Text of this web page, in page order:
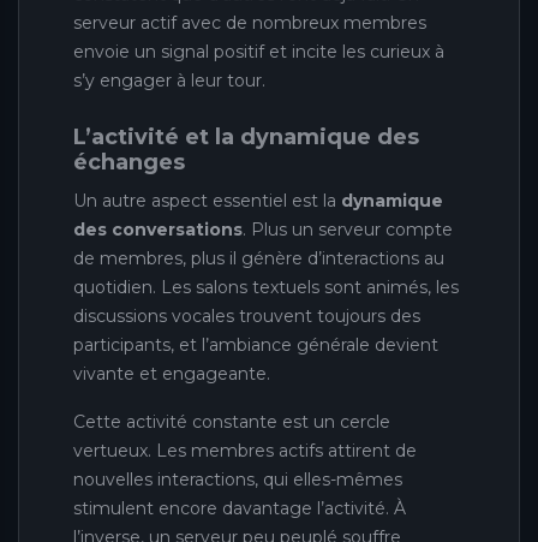
serveur actif avec de nombreux membres
envoie un signal positif et incite les curieux à
s’y engager à leur tour.
L’activité et la dynamique des
échanges
Un autre aspect essentiel est la dynamique
des conversations. Plus un serveur compte
de membres, plus il génère d’interactions au
quotidien. Les salons textuels sont animés, les
discussions vocales trouvent toujours des
participants, et l’ambiance générale devient
vivante et engageante.
Cette activité constante est un cercle
vertueux. Les membres actifs attirent de
nouvelles interactions, qui elles-mêmes
stimulent encore davantage l’activité. À